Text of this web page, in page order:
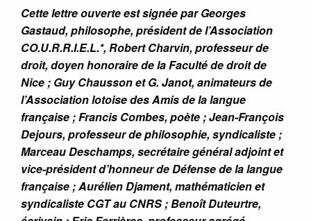
Cette lettre ouverte est signée par Georges
Gastaud, philosophe, président de l’Association
CO.U.R.R.I.E.L.*, Robert Charvin, professeur de
droit, doyen honoraire de la Faculté de droit de
Nice ; Guy Chausson et G. Janot, animateurs de
l’Association lotoise des Amis de la langue
française ; Francis Combes, poète ; Jean-François
Dejours, professeur de philosophie, syndicaliste ;
Marceau Deschamps, secrétaire général adjoint et
vice-président d’honneur de Défense de la langue
française ; Aurélien Djament, mathématicien et
syndicaliste CGT au CNRS ; Benoît Duteurtre,